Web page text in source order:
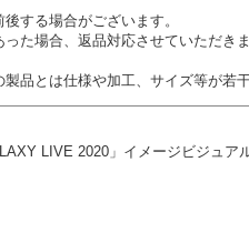
する場合がございます。
た場合、返品対応させていただき
品とは仕様や加工、サイズ等が若
LIVE 2020」イメージビジュア